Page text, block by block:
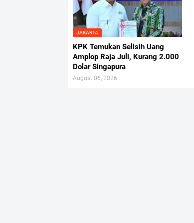
JAKARTA
KPK Temukan Selisih Uang
Amplop Raja Juli, Kurang 2.000
Dolar Singapura
August 06, 2026